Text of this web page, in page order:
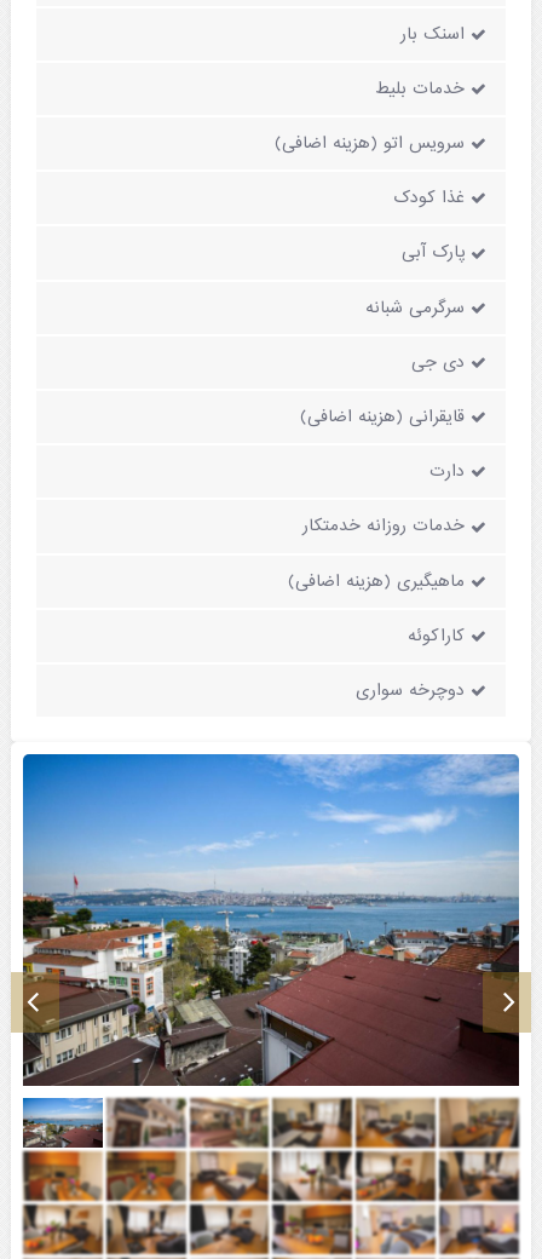
اسنک بار
خدمات بلیط
سرویس اتو (هزینه اضافی)
غذا کودک
پارک آبی
سرگرمی شبانه
دی جی
قایقرانی (هزینه اضافی)
دارت
خدمات روزانه خدمتکار
ماهیگیری (هزینه اضافی)
کاراکوئه
دوچرخه سواری